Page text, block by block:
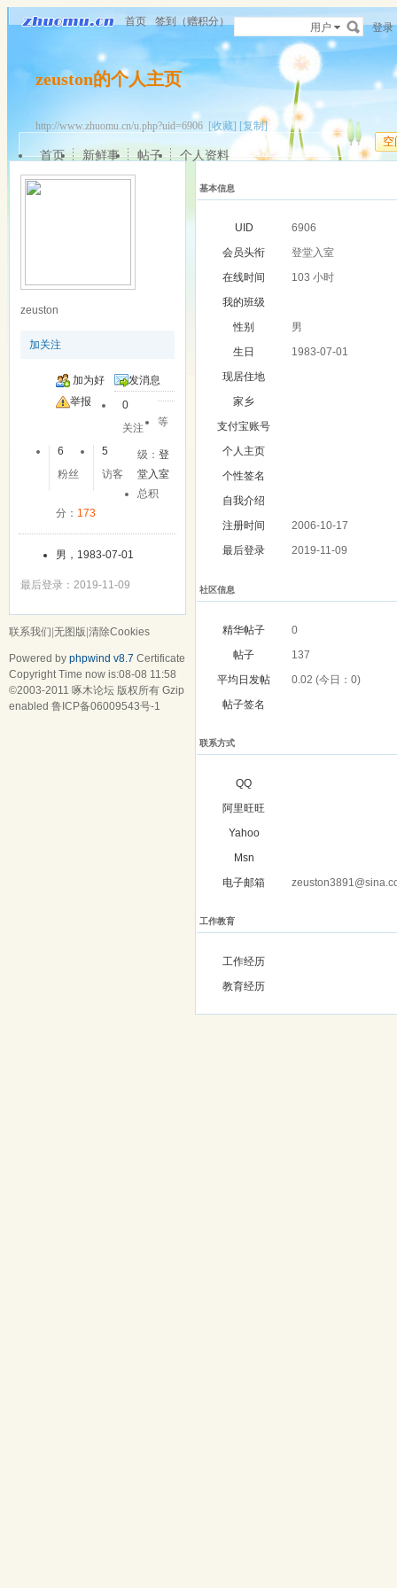
首页 签到（赠积分） 用户 登录
zeuston的个人主页
http://www.zhuomu.cn/u.php?uid=6906 [收藏] [复制]
空
首页 新鲜事 帖子 个人资料
zeuston
加关注
加为好
友
发消息
举报
0
关注
6
粉丝
5
访客
等
级：登
堂入室
总积
分： 173
男，1983-07-01
最后登录：2019-11-09
基本信息
UID
6906
会员头衔
登堂入室
在线时间
103 小时
我的班级
性别
男
生日
1983-07-01
现居住地
家乡
支付宝账号
个人主页
个性签名
自我介绍
注册时间
2006-10-17
最后登录
2019-11-09
社区信息
精华帖子
0
帖子
137
平均日发帖
0.02 (今日：0)
帖子签名
联系方式
QQ
阿里旺旺
Yahoo
Msn
电子邮箱
工作教育
工作经历
教育经历
联系我们 无图版 清除Cookies
Powered by phpwind v8.7 Certificate
Copyright Time now is:08-08 11:58
©2003-2011 啄木论坛 版权所有 Gzip
enabled 鲁ICP备06009543号-1